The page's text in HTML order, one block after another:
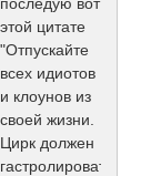
этой цитате
"Отпускайте
всех идиотов
и клоунов из
своей жизни.
Цирк должен
гастролировать"